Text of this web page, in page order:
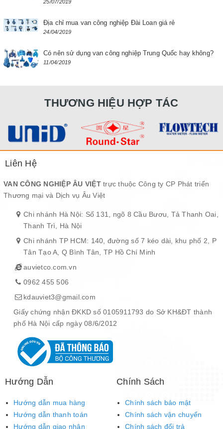
25/07/2019
Địa chỉ mua van công nghiệp Đài Loan giá rẻ
24/04/2019
Có nên sử dụng van công nghiệp Trung Quốc hay không?
11/04/2019
THƯƠNG HIỆU HỢP TÁC
Liên Hệ
VAN CÔNG NGHIỆP ÂU VIỆTtrực thuộc Công ty CP Phát triển
Thương mại và Dịch vụ Âu Việt
Chi nhánh Hà Nội: Số 131, ngõ 8 Cầu Bươu, Tả Thanh Oai,
Thanh Trì, Hà Nội
Chi nhánh TP HCM: 140, đường số 7 kéo dài, khu phố 2, P
Tân Tạo A, Q Bình Tân, TP Hồ Chí Minh
auvietco.com.vn
0962 455 506
kdauviet3@gmail.com
Giấy chứng nhận ĐKKD số 0105911793 do Sở KH&ĐT thành
phố Hà Nội cấp ngày 08/6/2012
Hướng Dẫn
Hướng dẫn mua hàng
Hướng dẫn thanh toán
Hướng dẫn giao nhận
Chính Sách
Chính sách bảo mật
Chính sách vận chuyển
Chính sách đổi trả